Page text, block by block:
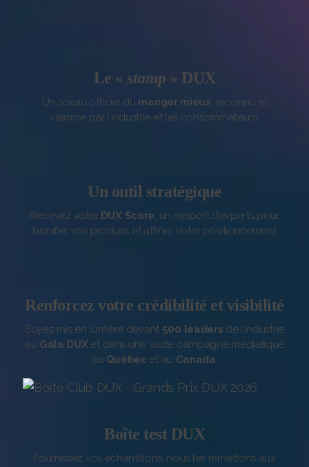
Le « stamp » DUX
Un sceau officiel du manger mieux, reconnu et
valorisé par l’industrie et les consommateurs.
Un outil stratégique
Recevez votre DUX Score, un rapport d’experts pour
bonifier vos produits et affiner votre positionnement
Renforcez votre crédibilité et visibilité
Soyez mis en lumière devant 500 leaders de l’industrie
au Gala DUX et dans une vaste campagne médiatique
au Québec et au Canada.
Boîte test DUX
Fournissez vos échantillons, nous les remettons aux